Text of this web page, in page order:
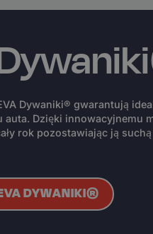
Dywaniki® gwarantują
auta. Dzięki innowacyjnemu
rok pozostawiając ją
DYWANIKI®